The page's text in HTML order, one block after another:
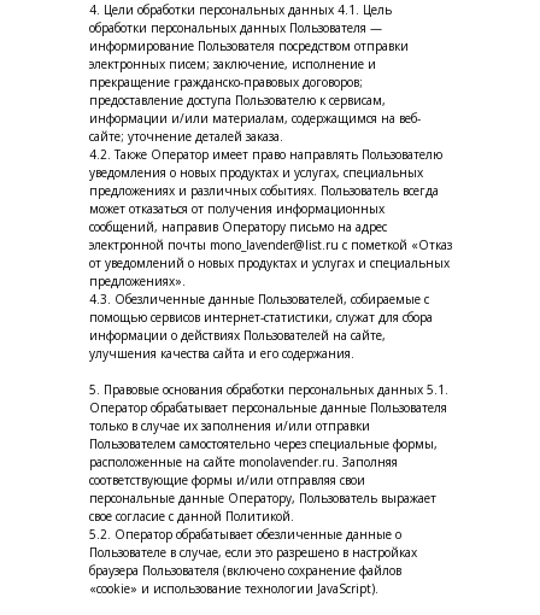
4. Цели обработки персональных данных 4.1. Цель
обработки персональных данных Пользователя —
информирование Пользователя посредством отправки
электронных писем; заключение, исполнение и
прекращение гражданско-правовых договоров;
предоставление доступа Пользователю к сервисам,
информации и/или материалам, содержащимся на веб-
сайте; уточнение деталей заказа.
4.2. Также Оператор имеет право направлять Пользователю
уведомления о новых продуктах и услугах, специальных
предложениях и различных событиях. Пользователь всегда
может отказаться от получения информационных
сообщений, направив Оператору письмо на адрес
электронной почты mono_lavender@list.ru с пометкой «Отказ
от уведомлений о новых продуктах и услугах и специальных
предложениях».
4.3. Обезличенные данные Пользователей, собираемые с
помощью сервисов интернет-статистики, служат для сбора
информации о действиях Пользователей на сайте,
улучшения качества сайта и его содержания.
5. Правовые основания обработки персональных данных 5.1.
Оператор обрабатывает персональные данные Пользователя
только в случае их заполнения и/или отправки
Пользователем самостоятельно через специальные формы,
расположенные на сайте monolavender.ru. Заполняя
соответствующие формы и/или отправляя свои
персональные данные Оператору, Пользователь выражает
свое согласие с данной Политикой.
5.2. Оператор обрабатывает обезличенные данные о
Пользователе в случае, если это разрешено в настройках
браузера Пользователя (включено сохранение файлов
«cookie» и использование технологии JavaScript).